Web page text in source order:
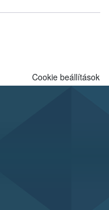
károsító elleni további
termesztésben is
Cookie beállítások